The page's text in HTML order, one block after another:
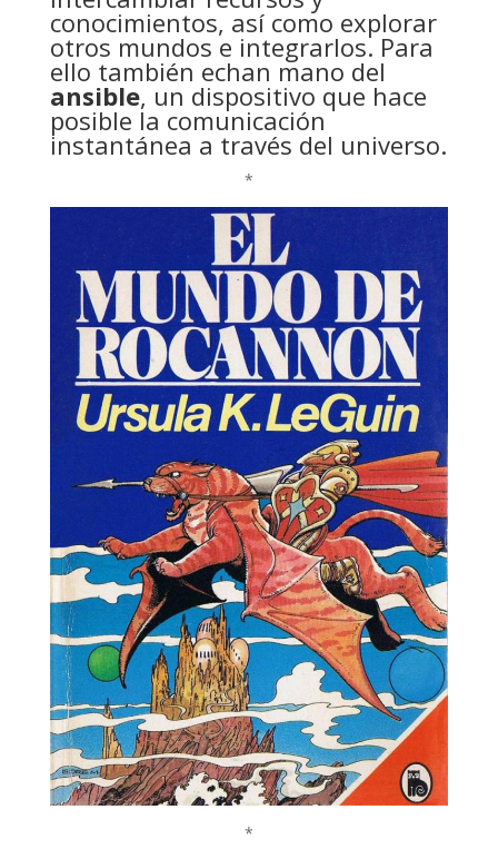
conocimientos, así como explorar
otros mundos e integrarlos. Para
ello también echan mano del
ansible, un dispositivo que hace
posible la comunicación
instantánea a través del universo.
*
*